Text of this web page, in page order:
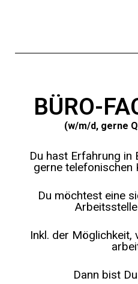
BÜRO-
(w/m/d, gerne
Du hast Erfahrung in
gerne telefonischen
Du möchtest eine
Inkl. der Möglichkeit,
Dann bist